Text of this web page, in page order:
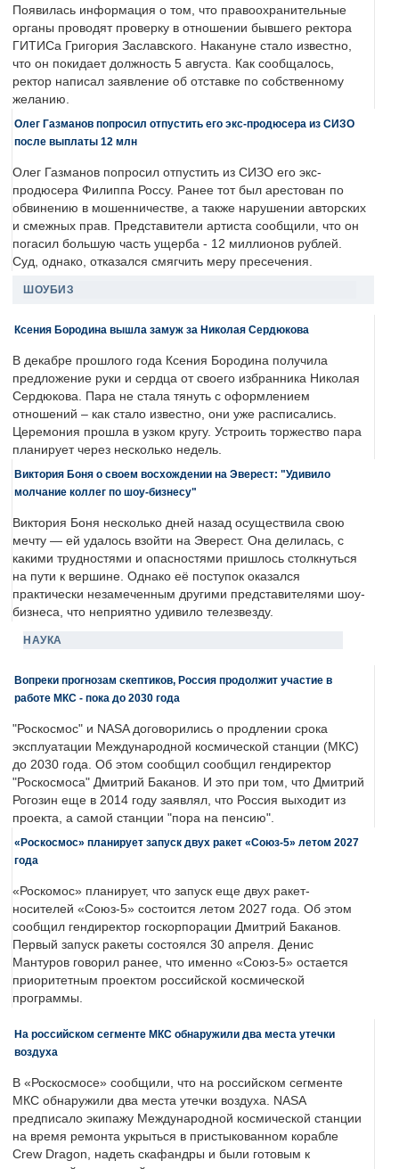
Появилась информация о том, что правоохранительные
органы проводят проверку в отношении бывшего ректора
ГИТИСа Григория Заславского. Накануне стало известно,
что он покидает должность 5 августа. Как сообщалось,
ректор написал заявление об отставке по собственному
желанию.
Олег Газманов попросил отпустить его экс-продюсера из СИЗО
после выплаты 12 млн
Олег Газманов попросил отпустить из СИЗО его экс-
продюсера Филиппа Россу. Ранее тот был арестован по
обвинению в мошенничестве, а также нарушении авторских
и смежных прав. Представители артиста сообщили, что он
погасил большую часть ущерба - 12 миллионов рублей.
Суд, однако, отказался смягчить меру пресечения.
ШОУБИЗ
Ксения Бородина вышла замуж за Николая Сердюкова
В декабре прошлого года Ксения Бородина получила
предложение руки и сердца от своего избранника Николая
Сердюкова. Пара не стала тянуть с оформлением
отношений – как стало известно, они уже расписались.
Церемония прошла в узком кругу. Устроить торжество пара
планирует через несколько недель.
Виктория Боня о своем восхождении на Эверест: "Удивило
молчание коллег по шоу-бизнесу"
Виктория Боня несколько дней назад осуществила свою
мечту — ей удалось взойти на Эверест. Она делилась, с
какими трудностями и опасностями пришлось столкнуться
на пути к вершине. Однако её поступок оказался
практически незамеченным другими представителями шоу-
бизнеса, что неприятно удивило телезвезду.
НАУКА
Вопреки прогнозам скептиков, Россия продолжит участие в
работе МКС - пока до 2030 года
"Роскосмос" и NASA договорились о продлении срока
эксплуатации Международной космической станции (МКС)
до 2030 года. Об этом сообщил сообщил гендиректор
"Роскосмоса" Дмитрий Баканов. И это при том, что Дмитрий
Рогозин еще в 2014 году заявлял, что Россия выходит из
проекта, а самой станции "пора на пенсию".
«Роскосмос» планирует запуск двух ракет «Союз-5» летом 2027
года
«Роскомос» планирует, что запуск еще двух ракет-
носителей «Союз-5» состоится летом 2027 года. Об этом
сообщил гендиректор госкорпорации Дмитрий Баканов.
Первый запуск ракеты состоялся 30 апреля. Денис
Мантуров говорил ранее, что именно «Союз-5» остается
приоритетным проектом российской космической
программы.
На российском сегменте МКС обнаружили два места утечки
воздуха
В «Роскосмосе» сообщили, что на российском сегменте
МКС обнаружили два места утечки воздуха. NASA
предписало экипажу Международной космической станции
на время ремонта укрыться в пристыкованном корабле
Crew Dragon, надеть скафандры и были готовым к